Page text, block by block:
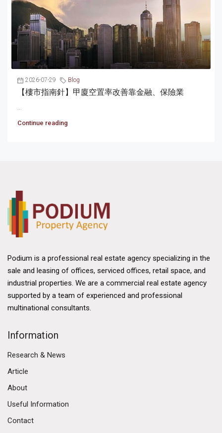
2026-07-29 Blog
【樓市指南針】甲廈空置率改善靠金融、保險業
...
Continue reading
Podium is a professional real estate agency specializing in the
sale and leasing of offices, serviced offices, retail space, and
industrial properties. We are a commercial real estate agency
supported by a team of experienced and professional
multinational consultants.
Information
Research & News
Article
About
Useful Information
Contact